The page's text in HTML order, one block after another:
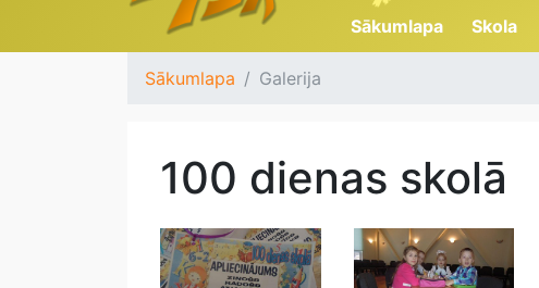
Sākumlapa Skola
Sākumlapa Galerija
100 dienas skolā